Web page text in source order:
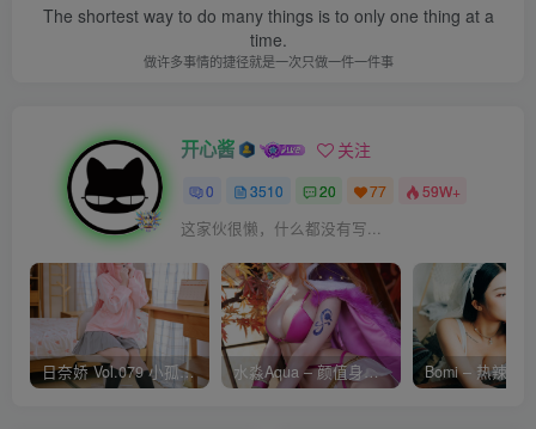
The shortest way to do many things is to only one thing at a
time.
做许多事情的捷径就是一次只做一件一件事
开心酱 关注
0 3510 20 77 59W+
这家伙很懒，什么都没有写...
日奈娇 Vol.079 小孤独 [134P-1.84GB] 水淼Aqua – 颜值身材双在线 火爆日本 Cos写真作品合集